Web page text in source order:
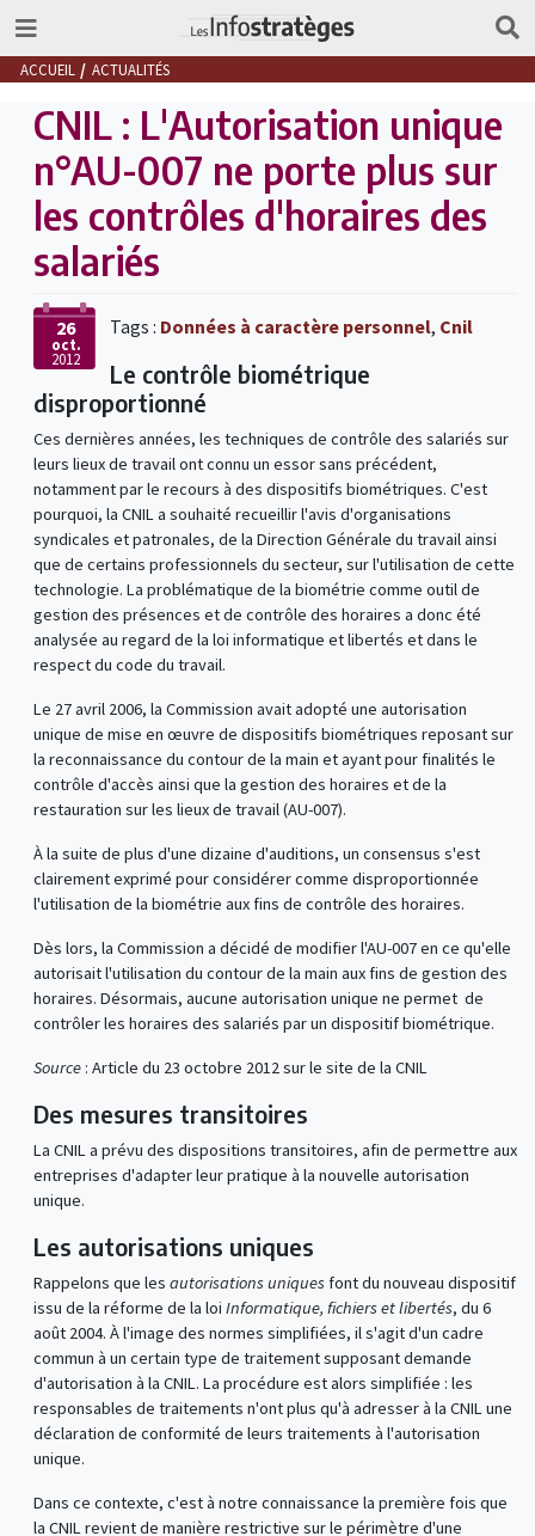
ACCUEIL ACTUALITÉS
CNIL : L'Autorisation unique
n°AU-007 ne porte plus sur
les contrôles d'horaires des
salariés
26
oct.
2012
Tags : Données à caractère personnel, Cnil
Le contrôle biométrique
disproportionné
Ces dernières années, les techniques de contrôle des salariés sur
leurs lieux de travail ont connu un essor sans précédent,
notamment par le recours à des dispositifs biométriques. C'est
pourquoi, la CNIL a souhaité recueillir l'avis d'organisations
syndicales et patronales, de la Direction Générale du travail ainsi
que de certains professionnels du secteur, sur l'utilisation de cette
technologie. La problématique de la biométrie comme outil de
gestion des présences et de contrôle des horaires a donc été
analysée au regard de la loi informatique et libertés et dans le
respect du code du travail.
Le 27 avril 2006, la Commission avait adopté une autorisation
unique de mise en œuvre de dispositifs biométriques reposant sur
la reconnaissance du contour de la main et ayant pour finalités le
contrôle d'accès ainsi que la gestion des horaires et de la
restauration sur les lieux de travail (AU-007).
À la suite de plus d'une dizaine d'auditions, un consensus s'est
clairement exprimé pour considérer comme disproportionnée
l'utilisation de la biométrie aux fins de contrôle des horaires.
Dès lors, la Commission a décidé de modifier l'AU-007 en ce qu'elle
autorisait l'utilisation du contour de la main aux fins de gestion des
horaires. Désormais, aucune autorisation unique ne permet de
contrôler les horaires des salariés par un dispositif biométrique.
Source : Article du 23 octobre 2012 sur le site de la CNIL
Des mesures transitoires
La CNIL a prévu des dispositions transitoires, afin de permettre aux
entreprises d'adapter leur pratique à la nouvelle autorisation
unique.
Les autorisations uniques
Rappelons que les autorisations uniques font du nouveau dispositif
issu de la réforme de la loi Informatique, fichiers et libertés, du 6
août 2004. À l'image des normes simplifiées, il s'agit d'un cadre
commun à un certain type de traitement supposant demande
d'autorisation à la CNIL. La procédure est alors simplifiée : les
responsables de traitements n'ont plus qu'à adresser à la CNIL une
déclaration de conformité de leurs traitements à l'autorisation
unique.
Dans ce contexte, c'est à notre connaissance la première fois que
la CNIL revient de manière restrictive sur le périmètre d'une